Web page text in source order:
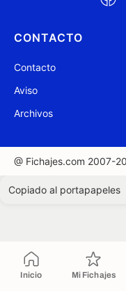
Inicio Mi Fichajes
CONTACTO
Contacto
Aviso
Archivos
@ Fichajes.com 2007-
Copiado al portapapeles